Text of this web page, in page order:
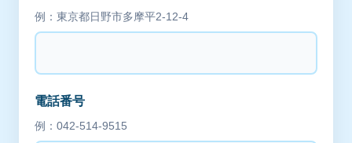
例：東京都日野市多摩平2-12-4
電話番号
例：042-514-9515